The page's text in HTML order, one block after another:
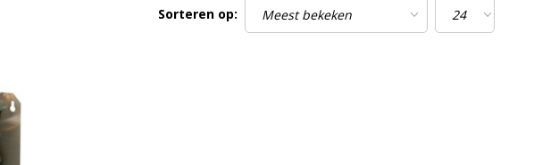
Sorteren op: